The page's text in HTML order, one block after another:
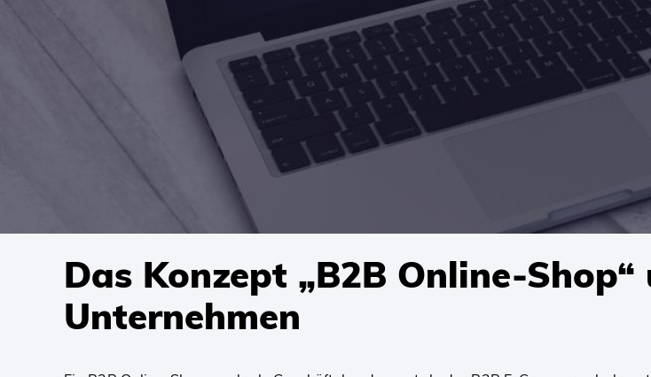
Das Konzept „B2B Online-
Unternehmen